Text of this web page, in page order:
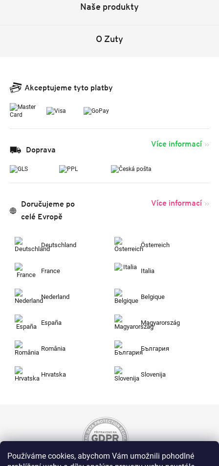
Používáme cookies, abychom Vám umožnili pohodlné
Naše produkty
O Zuty
Akceptujeme tyto platby
Doprava
Více informací
Doručujeme po
celé Evropě
Více informací
Deutschland Österreich
France Italia
Nederland Belgique
España Magyarország
România България
Hrvatska Slovenija